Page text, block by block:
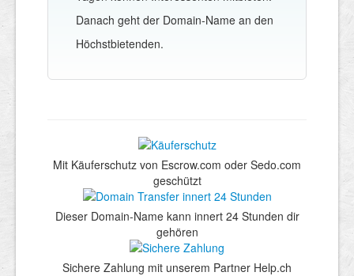
Danach geht der Domain-Name an den
Höchstbietenden.
Mit Käuferschutz von Escrow.com oder Sedo.com
geschützt
Dieser Domain-Name kann innert 24 Stunden dir
gehören
Sichere Zahlung mit unserem Partner Help.ch